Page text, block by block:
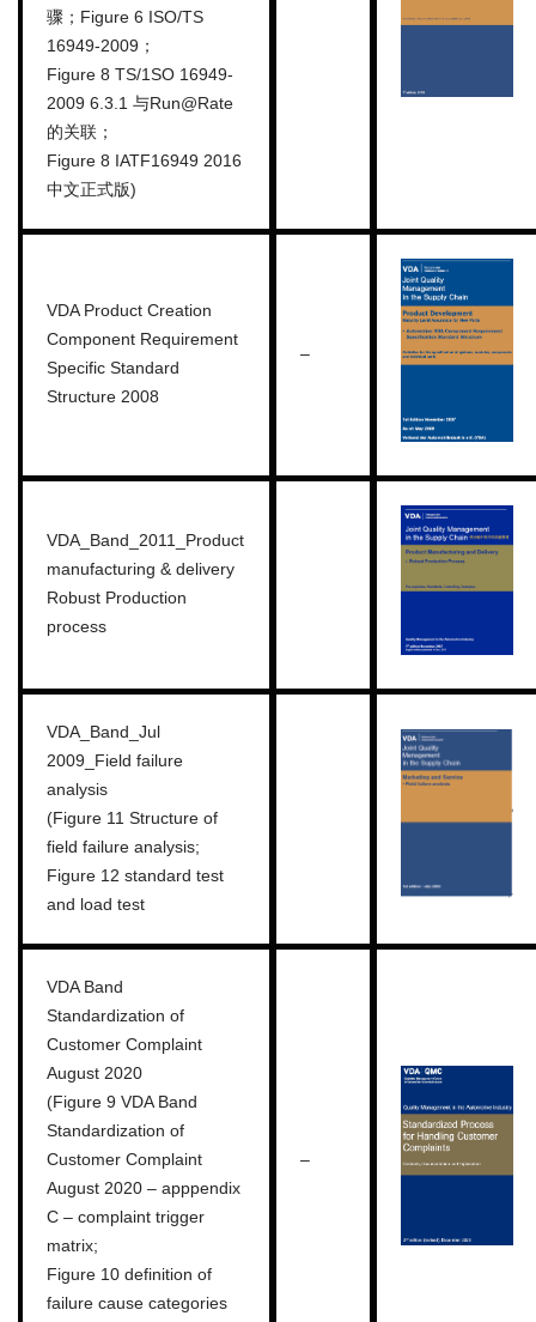
骤；Figure 6 ISO/TS
16949-2009；
Figure 8 TS/1SO 16949-
2009 6.3.1 与Run@Rate
的关联；
Figure 8 IATF16949 2016
中文正式版)
VDA Product Creation
Component Requirement
Specific Standard
Structure 2008
–
VDA_Band_2011_Product
manufacturing & delivery
Robust Production
process
VDA_Band_Jul
2009_Field failure
analysis
(Figure 11 Structure of
field failure analysis;
Figure 12 standard test
and load test
VDA Band
Standardization of
Customer Complaint
August 2020
(Figure 9 VDA Band
Standardization of
Customer Complaint
August 2020 – apppendix
C – complaint trigger
matrix;
Figure 10 definition of
failure cause categories
–